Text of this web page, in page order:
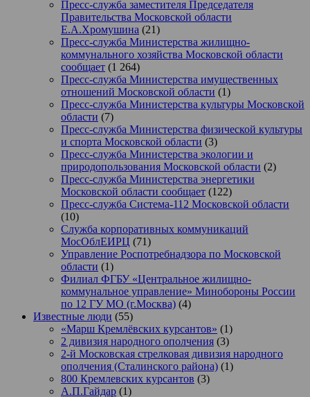
Пресс-служба заместителя Председателя
Правительства Московской области
Е.А.Хромушина (21)
Пресс-служба Министерства жилищно-
коммунального хозяйства Московской области
сообщает (1 264)
Пресс-служба Министерства имущественных
отношений Московской области (1)
Пресс-служба Министерства культуры Московской
области (7)
Пресс-служба Министерства физической культуры
и спорта Московской области (3)
Пресс-служба Министерства экологии и
природопользования Московской области (2)
Пресс-служба Министерства энергетики
Московской области сообщает (122)
Пресс-служба Система-112 Московской области
(10)
Служба корпоративных коммуникаций
МосОблЕИРЦ (71)
Управление Роспотребнадзора по Московской
области (1)
Филиал ФГБУ «Центральное жилищно-
коммунальное управление» Минобороны России
по 12 ГУ МО (г.Москва) (4)
Известные люди (55)
«Марш Кремлёвских курсантов» (1)
2 дивизия народного ополчения (3)
2-й Московская стрелковая дивизия народного
ополчения (Сталинского района) (1)
800 Кремлевских курсантов (3)
А.П.Гайдар (1)